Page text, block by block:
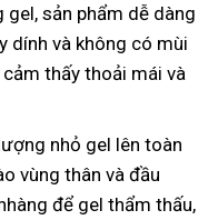
gel, sản phẩm dễ dàng
dính và không có mùi
thấy thoải mái và
nhỏ gel lên toàn
vùng thân và đầu
để gel thẩm thấu,